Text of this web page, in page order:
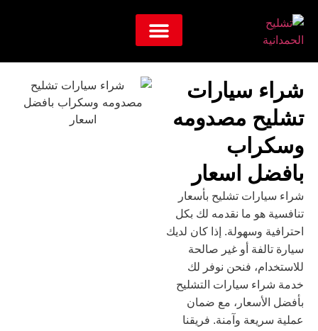
شراء سيارات
تشليح مصدومه
وسكراب
بافضل اسعار
شراء سيارات تشليح بأسعار
تنافسية هو ما نقدمه لك بكل
احترافية وسهولة. إذا كان لديك
سيارة تالفة أو غير صالحة
للاستخدام، فنحن نوفر لك
خدمة شراء سيارات التشليح
بأفضل الأسعار، مع ضمان
عملية سريعة وآمنة. فريقنا